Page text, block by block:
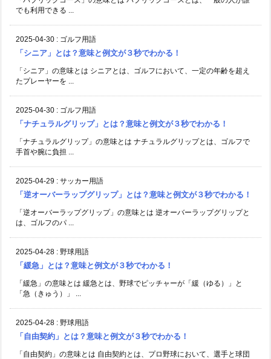
でも利用できる ...
2025-04-30 : ゴルフ用語
「シニア」とは？意味と例文が３秒でわかる！
「シニア」の意味とは シニアとは、ゴルフにおいて、一定の年齢を超え
たプレーヤーを ...
2025-04-30 : ゴルフ用語
「ナチュラルグリップ」とは？意味と例文が３秒でわかる！
「ナチュラルグリップ」の意味とは ナチュラルグリップとは、ゴルフで
手首や腕に負担 ...
2025-04-29 : サッカー用語
「逆オーバーラップグリップ」とは？意味と例文が３秒でわかる！
「逆オーバーラップグリップ」の意味とは 逆オーバーラップグリップと
は、ゴルフのパ ...
2025-04-28 : 野球用語
「緩急」とは？意味と例文が３秒でわかる！
「緩急」の意味とは 緩急とは、野球でピッチャーが「緩（ゆる）」と
「急（きゅう）」 ...
2025-04-28 : 野球用語
「自由契約」とは？意味と例文が３秒でわかる！
「自由契約」の意味とは 自由契約とは、プロ野球において、選手と球団